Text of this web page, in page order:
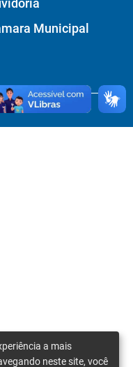
Municipal
a mais
neste site, você